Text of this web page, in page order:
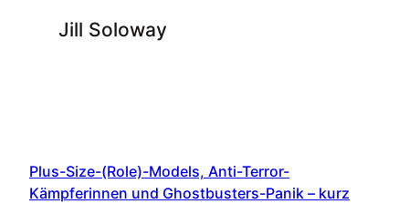
Jill Soloway
Plus-Size-(Role)-Models, Anti-Terror-
Kämpferinnen und Ghostbusters-Panik – kurz